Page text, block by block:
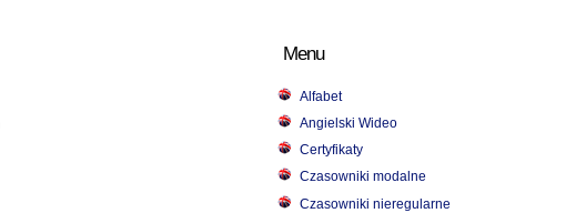
Menu
Alfabet
Angielski Wideo
Certyfikaty
Czasowniki modalne
Czasowniki nieregularne